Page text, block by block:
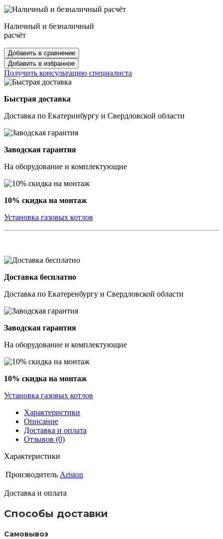
Наличный и безналичный
расчёт
Добавить в сравнение
Добавить в избранное
Получить консультацию специалиста
Быстрая доставка
Доставка по Екатеринбургу и Свердловской области
Заводская гарантия
На оборудование и комплектующие
10% скидка на монтаж
Установка газовых котлов
Доставка бесплатно
Доставка по Екатеренбургу и Свердловской области
Заводская гарантия
На оборудование и комплектующие
10% скидка на монтаж
Установка газовых котлов
Характеристики
Описание
Доставка и оплата
Отзывов (0)
Характеристики
Производитель Ariston
Доставка и оплата
Способы доставки
Самовывоз